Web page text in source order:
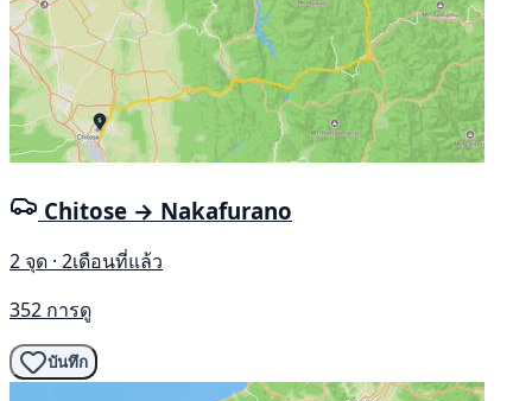
Chitose → Nakafurano
2 จุด · 2เดือนที่แล้ว
352 การดู
บันทึก